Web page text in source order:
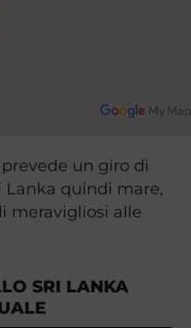
un giro di
Lanka quindi mare,
meravigliosi alle
SRI LANKA